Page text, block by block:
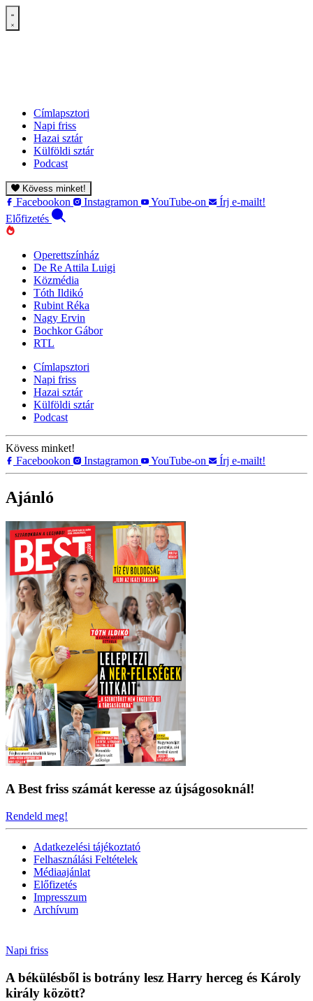
Címlapsztori
Napi friss
Hazai sztár
Külföldi sztár
Podcast
Kövess minket!
Facebookon Instagramon YouTube-on
Írj e-mailt!
Előfizetés
Operettszínház
De Re Attila Luigi
Közmédia
Tóth Ildikó
Rubint Réka
Nagy Ervin
Bochkor Gábor
RTL
Címlapsztori
Napi friss
Hazai sztár
Külföldi sztár
Podcast
Kövess minket!
Facebookon
Instagramon YouTube-on Írj e-mailt!
Ajánló
A Best friss számát keresse az újságosoknál!
Rendeld meg!
Adatkezelési tájékoztató
Felhasználási Feltételek
Médiaajánlat
Előfizetés
Impresszum
Archívum
Napi friss
A békülésből is botrány lesz Harry herceg és Károly
király között?